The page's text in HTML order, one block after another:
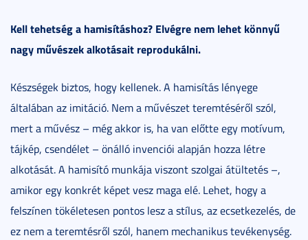
Kell tehetség a hamisításhoz? Elvégre nem lehet könnyű
nagy művészek alkotásait reprodukálni.
Készségek biztos, hogy kellenek. A hamisítás lényege
általában az imitáció. Nem a művészet teremtéséről szól,
mert a művész – még akkor is, ha van előtte egy motívum,
tájkép, csendélet – önálló invenciói alapján hozza létre
alkotását. A hamisító munkája viszont szolgai átültetés –,
amikor egy konkrét képet vesz maga elé. Lehet, hogy a
felszínen tökéletesen pontos lesz a stílus, az ecsetkezelés, de
ez nem a teremtésről szól, hanem mechanikus tevékenység.